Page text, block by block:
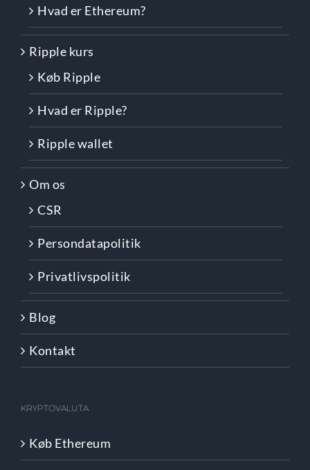
Hvad er Ethereum?
Ripple kurs
Køb Ripple
Hvad er Ripple?
Ripple wallet
Om os
CSR
Persondatapolitik
Privatlivspolitik
Blog
Kontakt
KRYPTOVALUTA
Køb Ethereum